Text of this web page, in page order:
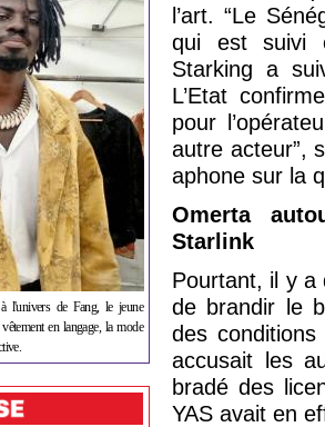
l'univers de Fang, le jeune
en langage, la mode
l’art. “Le
qui est suivi
Starking a
L’Etat
pour
autre acteur”,
aphone sur la
Omerta
Starlink
Pourtant, il y a
de brandir le
des
accusait les
bradé des
YAS avait en